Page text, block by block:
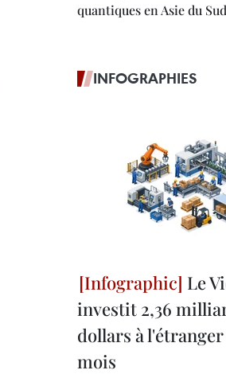
quantiques en Asie du
INFOGRAPHIES
Le
investit 2,36
dollars à
mois